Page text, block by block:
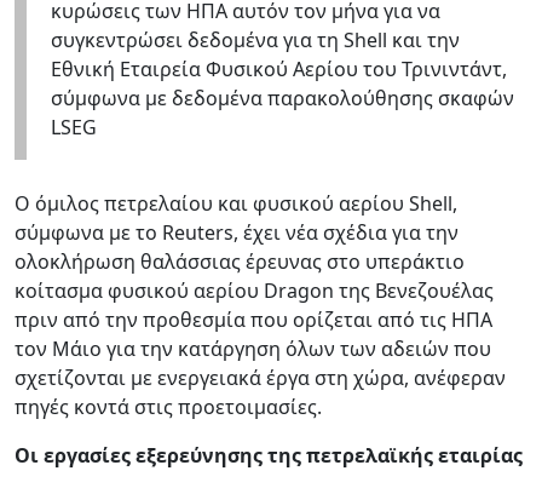
κυρώσεις των ΗΠΑ αυτόν τον μήνα για να
συγκεντρώσει δεδομένα για τη Shell και την
Εθνική Εταιρεία Φυσικού Αερίου του Τρινιντάντ,
σύμφωνα με δεδομένα παρακολούθησης σκαφών
LSEG
Ο όμιλος πετρελαίου και φυσικού αερίου Shell,
σύμφωνα με το Reuters, έχει νέα σχέδια για την
ολοκλήρωση θαλάσσιας έρευνας στο υπεράκτιο
κοίτασμα φυσικού αερίου Dragon της Βενεζουέλας
πριν από την προθεσμία που ορίζεται από τις ΗΠΑ
τον Μάιο για την κατάργηση όλων των αδειών που
σχετίζονται με ενεργειακά έργα στη χώρα, ανέφεραν
πηγές κοντά στις προετοιμασίες.
Οι εργασίες εξερεύνησης της πετρελαϊκής εταιρίας